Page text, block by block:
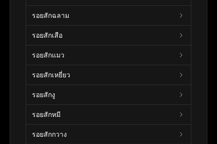
รอยสักฉลาม
รอยสักเสือ
รอยสักแมว
รอยสักเหยี่ยว
รอยสักงู
รอยสักหมี
รอยสักกวาง